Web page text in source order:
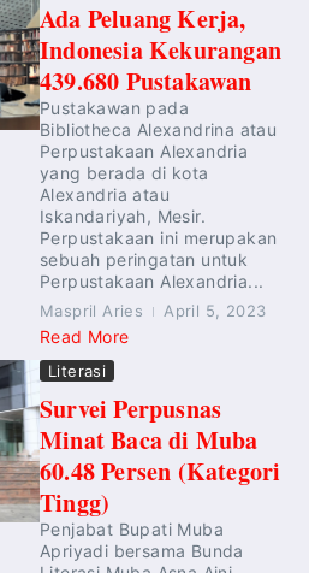
Ada Peluang Kerja,
Indonesia Kekurangan
439.680 Pustakawan
Pustakawan pada
Bibliotheca Alexandrina atau
Perpustakaan Alexandria
yang berada di kota
Alexandria atau
Iskandariyah, Mesir.
Perpustakaan ini merupakan
sebuah peringatan untuk
Perpustakaan Alexandria...
Maspril Aries April 5, 2023
Read More
Literasi
Survei Perpusnas
Minat Baca di Muba
60.48 Persen (Kategori
Tingg)
Penjabat Bupati Muba
Apriyadi bersama Bunda